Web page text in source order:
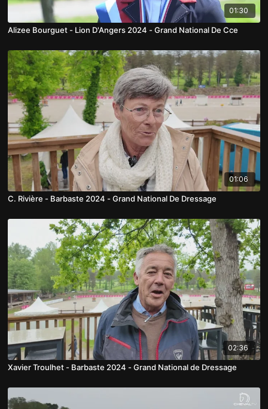
01:30
Alizee Bourguet - Lion D'Angers 2024 - Grand National De Cce
01:06
C. Rivière - Barbaste 2024 - Grand National De Dressage
02:36
Xavier Troulhet - Barbaste 2024 - Grand National de Dressage